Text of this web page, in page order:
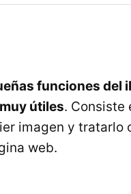
funciones del
útiles. Consiste
imagen y tratarlo
web.